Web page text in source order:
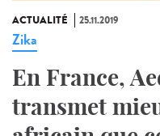
ACTUALITÉ 25.11.2019
Zika
En France,
transmet